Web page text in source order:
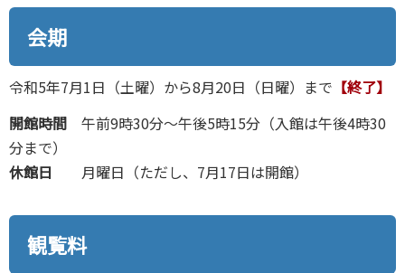
会期
令和5年7月1日（土曜）から8月20日（日曜）まで 【終了】
開館時間 午前9時30分～午後5時15分（入館は午後4時30
分まで）
休館日 月曜日（ただし、7月17日は開館）
観覧料